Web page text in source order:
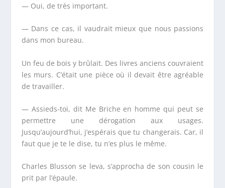
— Oui, de très important.
— Dans ce cas, il vaudrait mieux que nous passions
dans mon bureau.
Un feu de bois y brûlait. Des livres anciens couvraient
les murs. C’était une pièce où il devait être agréable
de travailler.
— Assieds-toi, dit Me Briche en homme qui peut se
permettre une dérogation aux usages.
Jusqu’aujourd’hui, j’espérais que tu changerais. Car, il
faut que je te le dise, tu n’es plus le même.
Charles Blusson se leva, s’approcha de son cousin le
prit par l’épaule.